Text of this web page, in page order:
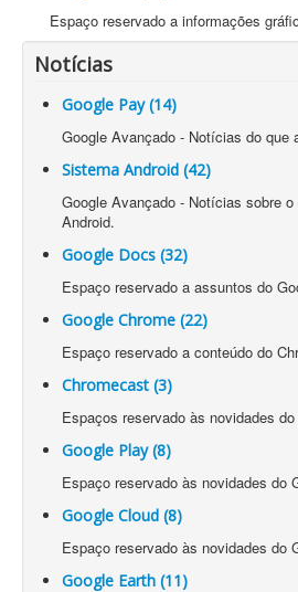
Espaço reservado a informações
Notícias
Google Pay (14)
Google Avançado - Notícias do que
Sistema Android (42)
Google Avançado - Notícias sobre
Android.
Google Docs (32)
Espaço reservado a assuntos do
Google Chrome (22)
Espaço reservado a conteúdo do
Chromecast (3)
Espaços reservado às novidades
Google Play (8)
Espaço reservado às novidades do
Google Cloud (8)
Espaço reservado às novidades do
Google Earth (11)